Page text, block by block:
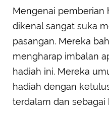
Mengenai pemberian
dikenal sangat suka
pasangan. Mereka
mengharap imbalan
hadiah ini. Mereka
hadiah dengan
terdalam dan sebagai